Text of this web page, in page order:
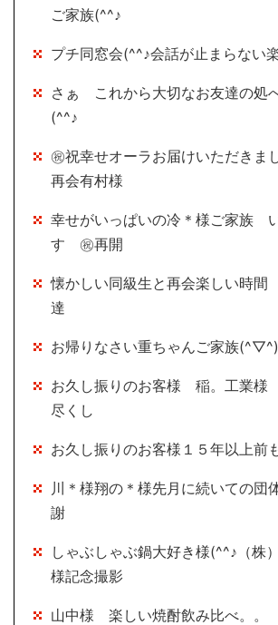
ご家族(^^♪
プチ同窓会(^^♪会話が止まらない
さぁ これから大切なお友達の処
(^^♪
㊗祝幸せオーラお届けいただきま
再会有村様
幸せがいっぱいの冷＊様ご家族
す ㊗再開
懐かしい同級生と再会楽しい時
達
お帰りなさい重ちゃんご家族
お久し振りのお客様 稲。工業
尽くし
お久し振りのお客様１５年以上前
川＊様翔の＊様先月に続いての団
謝
しゃぶしゃぶ鍋大好き様(^^♪（株
様記念撮影
山中様 楽しい焼酎飲み比べ。。